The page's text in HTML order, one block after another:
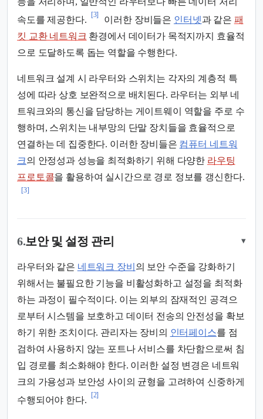
속도를 제공한다.
[3]
이러한 장비들은 인터넷과 같은 패
킷 교환 네트워크 환경에서 데이터가 목적지까지 효율적
으로 도달하도록 돕는 역할을 수행한다.
네트워크 설계 시 라우터와 스위치는 각자의 계층적 특
성에 따라 상호 보완적으로 배치된다. 라우터는 외부 네
트워크와의 통신을 담당하는 게이트웨이 역할을 주로 수
행하며, 스위치는 내부망의 단말 장치들을 효율적으로
연결하는 데 집중한다. 이러한 장비들은 컴퓨터 네트워
크의 안정성과 성능을 최적화하기 위해 다양한 라우팅
프로토콜을 활용하여 실시간으로 경로 정보를 갱신한다.
[3]
6.보안 및 설정 관리 ▾
라우터와 같은 네트워크 장비 의 보안 수준을 강화하기
위해서는 불필요한 기능을 비활성화하고 설정을 최적화
하는 과정이 필수적이다. 이는 외부의 잠재적인 공격으
로부터 시스템을 보호하고 데이터 전송의 안전성을 확보
하기 위한 조치이다. 관리자는 장비의 인터페이스를 점
검하여 사용하지 않는 포트나 서비스를 차단함으로써 침
입 경로를 최소화해야 한다. 이러한 설정 변경은 네트워
크의 가용성과 보안성 사이의 균형을 고려하여 신중하게
수행되어야 한다.
[2]